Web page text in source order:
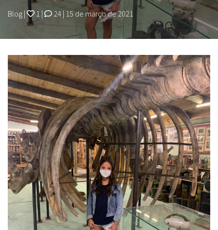
Blog | 1 | 24 | 15 de março de 2021